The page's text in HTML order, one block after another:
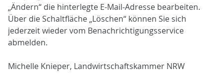
„Ändern“ die hinterlegte E-Mail‑Adresse bearbeiten.
Über die Schaltfläche „Löschen“ können Sie sich
jederzeit wieder vom Benachrichtigungsservice
abmelden.
Michelle Knieper, Landwirtschaftskammer NRW